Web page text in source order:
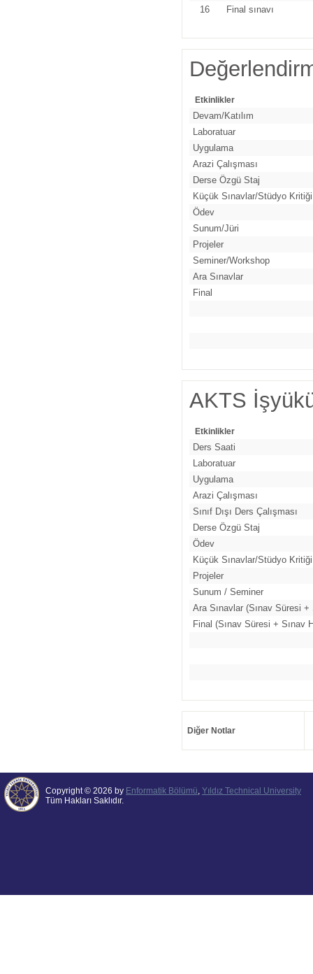
16
Final sınavı
Etkinlikler
Devam/Katılım
Laboratuar
Uygulama
Arazi Çalışması
Derse Özgü Staj
Küçük Sınavlar/Stüdyo Kritiği
Ödev
Sunum/Jüri
Projeler
Seminer/Workshop
Ara Sınavlar
Final
AKTS
Etkinlikler
Ders Saati
Laboratuar
Uygulama
Arazi Çalışması
Sınıf Dışı Ders Çalışması
Derse Özgü Staj
Ödev
Küçük Sınavlar/Stüdyo Kritiği
Projeler
Sunum / Seminer
Ara Sınavlar (Sınav Süresi +
Final (Sınav Süresi + Sınav
Diğer Notlar
Copyright © 2026 by Enformatik Bölümü, Yıldız Technical University
Tüm Hakları Saklıdır.